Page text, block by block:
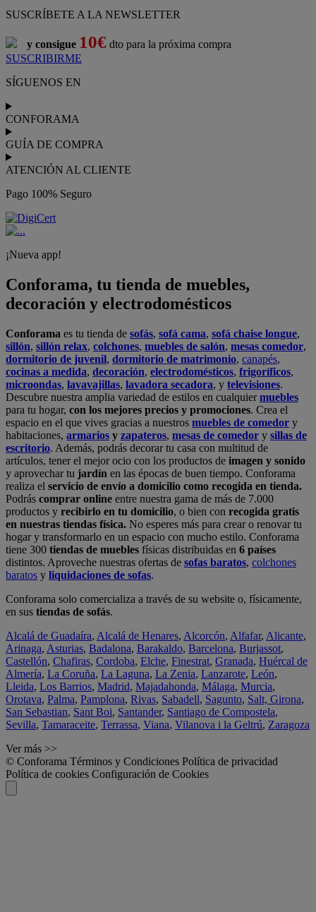
SUSCRÍBETE A LA NEWSLETTER
y consigue 10€ dto para la próxima compra
SUSCRIBIRME
SÍGUENOS EN
CONFORAMA
GUÍA DE COMPRA
ATENCIÓN AL CLIENTE
Pago 100% Seguro
¡Nueva app!
Conforama, tu tienda de muebles,
decoración y electrodomésticos
Conforama es tu tienda de sofás, sofá cama, sofá chaise longue,
sillón, sillón relax, colchones, muebles de salón, mesas comedor,
dormitorio de juvenil, dormitorio de matrimonio, canapés,
cocinas a medida, decoración, electrodomésticos, frigoríficos,
microondas, lavavajillas, lavadora secadora, y televisiones.
Descubre nuestra amplia variedad de estilos en cualquiermuebles
para tu hogar, con los mejores precios y promociones. Crea el
espacio en el que vives gracias a nuestros muebles de comedor y
habitaciones, armarios y zapateros, mesas de comedor y sillas de
escritorio. Además, podrás decorar tu casa con multitud de
artículos, tener el mejor ocio con los productos de imagen y sonido
y aprovechar tu jardín en las épocas de buen tiempo. Conforama
realiza el servicio de envío a domicilio como recogida en tienda.
Podrás comprar online entre nuestra gama de más de 7.000
productos y recibirlo en tu domicilio, o bien con recogida gratis
en nuestras tiendas física. No esperes más para crear o renovar tu
hogar y transformarlo en un espacio con mucho estilo. Conforama
tiene 300 tiendas de muebles físicas distribuidas en 6 países
distintos. Aproveche nuestras ofertas de sofas baratos, colchones
baratos y liquidaciones de sofas.
Conforama solo comercializa a través de su website o, físicamente,
en sus tiendas de sofás.
Alcalá de Guadaíra, Alcalá de Henares, Alcorcón, Alfafar, Alicante,
Arinaga, Asturias, Badalona, Barakaldo, Barcelona, Burjassot,
Castellón, Chafiras, Cordoba, Elche, Finestrat, Granada, Huércal de
Almería, La Coruña, La Laguna, La Zenia, Lanzarote, León,
Lleida, Los Barrios, Madrid, Majadahonda, Málaga, Murcia,
Orotava, Palma, Pamplona, Rivas, Sabadell, Sagunto, Salt, Girona,
San Sebastian, Sant Boi, Santander, Santiago de Compostela,
Sevilla, Tamaraceite, Terrassa, Viana, Vilanova i la Geltrú, Zaragoza
Ver más >>
© Conforama Términos y Condiciones Política de privacidad
Política de cookies Configuración de Cookies